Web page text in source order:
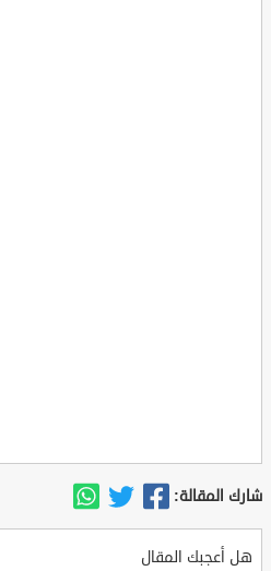
شارك المقالة:
هل أعجبك المقال